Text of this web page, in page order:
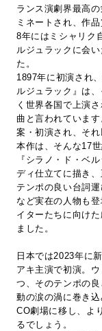
ランス演劇界最高
ミネートされ、作
8年にはミシャリク
ルジュラックに会
た。
1897年に初演され
ルジュラック』は
く世界各国で上演
曲と言われていま
案・初演され、それ
本作は、そんな17
『シラノ・ド・ベ
ディ仕立てに描き
テンポの良い台詞
など実在の人物も
イターたちに向け
ました。
日本では2023年に
アキ主演で初演。
つ、そのテンポの
動の涙の渦に巻き
CO劇場に移し、よ
るでしょう。